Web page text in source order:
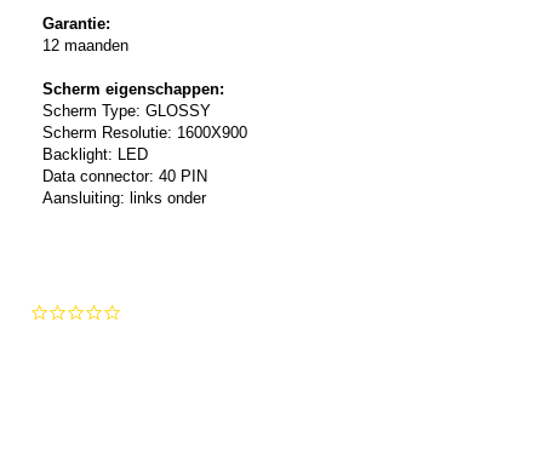
Garantie:
12 maanden
Scherm eigenschappen:
Scherm Type: GLOSSY
Scherm Resolutie: 1600X900
Backlight: LED
Data connector: 40 PIN
Aansluiting: links onder